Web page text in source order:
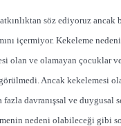
söz ediyoruz ancak
içermiyor. Kekeleme
olan ve olamayan çocuklar
Ancak kekelemesi
davranışsal ve duygusal
nedeni olabileceği gibi